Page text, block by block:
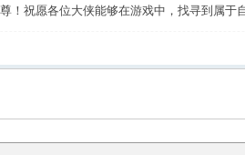
！祝愿各位大侠能够在游戏中，找寻到属